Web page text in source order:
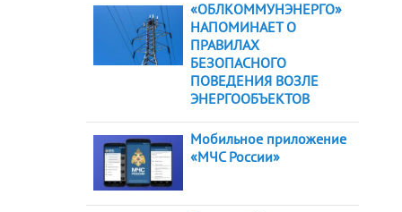
«ОБЛКОММУНЭНЕРГО»
НАПОМИНАЕТ О
ПРАВИЛАХ
БЕЗОПАСНОГО
ПОВЕДЕНИЯ ВОЗЛЕ
ЭНЕРГООБЪЕКТОВ
Мобильное приложение
«МЧС России»